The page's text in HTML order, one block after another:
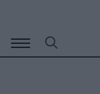
περιεχόμενο